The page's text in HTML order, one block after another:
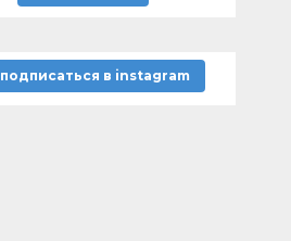
подписаться в instagram